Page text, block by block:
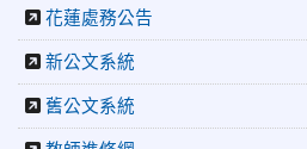
體驗闖關探索歷史
2026-04-30 讓愛閃閃發光！中正
捐助光復國小
2026-07-22
花蓮新聞網：花蓮市中
連 三大賽事勇奪20金12銀6銅 展
花蓮處務公告
新公文系統
舊公文系統